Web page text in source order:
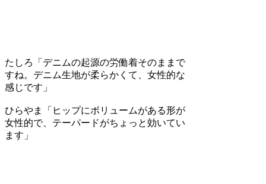
たしろ
「デニムの起源の労働着そのままで
すね。デニム生地が柔らかくて、女性的な
感じです」
ひらやま
「ヒップにボリュームがある形が
女性的で、テーパードがちょっと効いてい
ます」